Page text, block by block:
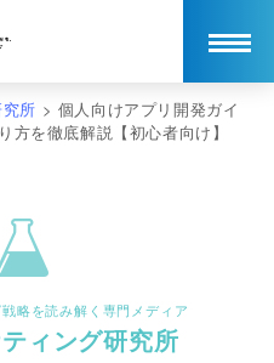
所 > 個人向けアプリ開発ガイ
方を徹底解説【初心者向け】
略を読み解く専門メディア
ィング研究所